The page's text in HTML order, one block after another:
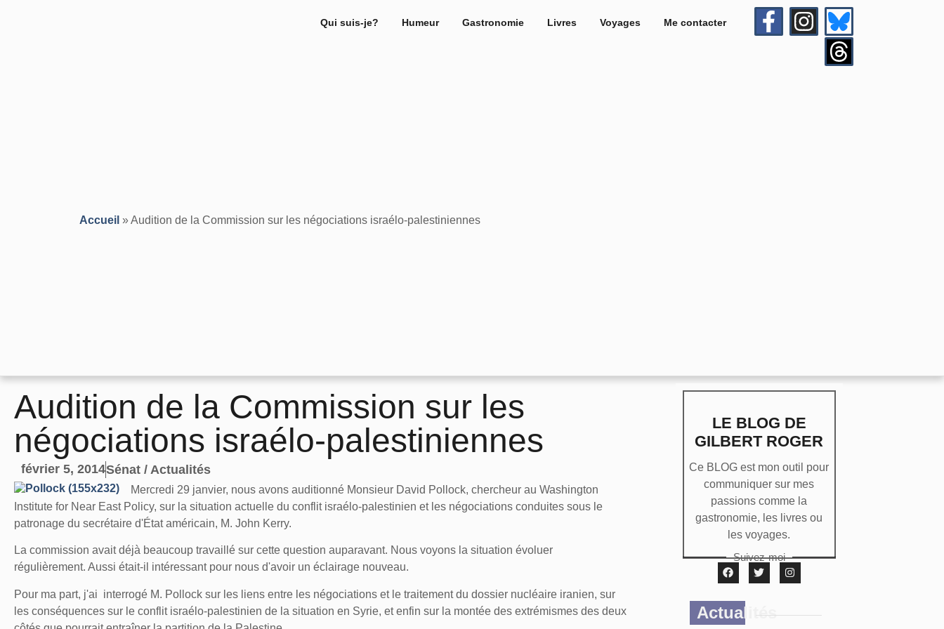
Qui suis-je? Humeur Gastronomie Livres Voyages Me contacter
Accueil »Audition de la Commission sur les négociations israélo-palestiniennes
Audition de la Commission sur les
négociations israélo-palestiniennes
février 5, 2014Sénat / Actualités
Mercredi 29 janvier, nous avons auditionné Monsieur David Pollock, chercheur au Washington
Institute for Near East Policy, sur la situation actuelle du conflit israélo-palestinien et les négociations conduites sous le
patronage du secrétaire d'État américain, M. John Kerry.
La commission avait déjà beaucoup travaillé sur cette question auparavant. Nous voyons la situation évoluer
régulièrement. Aussi était-il intéressant pour nous d'avoir un éclairage nouveau.
Pour ma part, j'ai interrogé M. Pollock sur les liens entre les négociations et le traitement du dossier nucléaire iranien, sur
les conséquences sur le conflit israélo-palestinien de la situation en Syrie, et enfin sur la montée des extrémismes des deux
LE BLOG DE
GILBERT ROGER
Ce BLOG est mon outil pour
communiquer sur mes
passions comme la
gastronomie, les livres ou
les voyages.
Suivez-moi
Actualités